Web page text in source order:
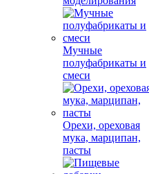
Мучные
полуфабрикаты и
смеси
Орехи, ореховая
мука, марципан,
пасты